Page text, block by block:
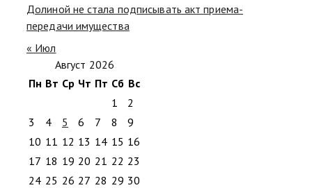
Долиной не стала подписывать акт приема-
передачи имущества
« Июл
Август 2026
Пн Вт Ср Чт Пт Сб Вс
1
2
3
4 5 6 7 8
9
10 11 12 13 14 15 16
17 18 19 20 21 22 23
24 25 26 27 28 29 30